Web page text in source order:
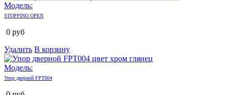
Модель:
STOPPINO OPEN
0 руб
Удалить В корзину
Модель:
Упор дверной FPT004